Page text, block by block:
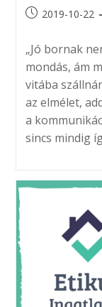
Post2019-10-22
„Jó bornak
mondás, ám
vitába
az elmélet,
a
sincs mindig